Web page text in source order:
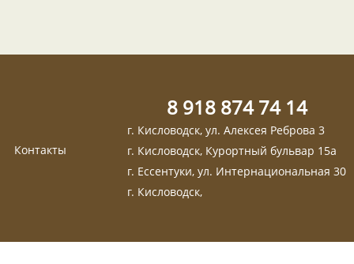
Контакты
8 918 874 74 14
г. Кисловодск, ул. Алексея Реброва 3
г. Кисловодск, Курортный бульвар 15а
г. Ессентуки, ул. Интернациональная 30
г. Кисловодск,